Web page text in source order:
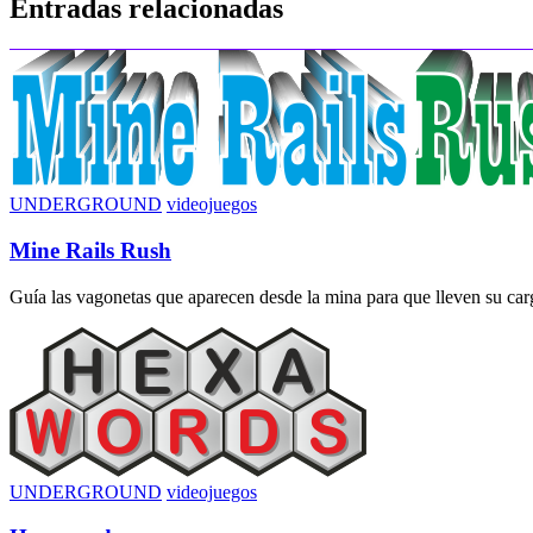
entradas
Entradas relacionadas
UNDERGROUND videojuegos
Mine Rails Rush
Guía las vagonetas que aparecen desde la mina para que lleven su
UNDERGROUND videojuegos